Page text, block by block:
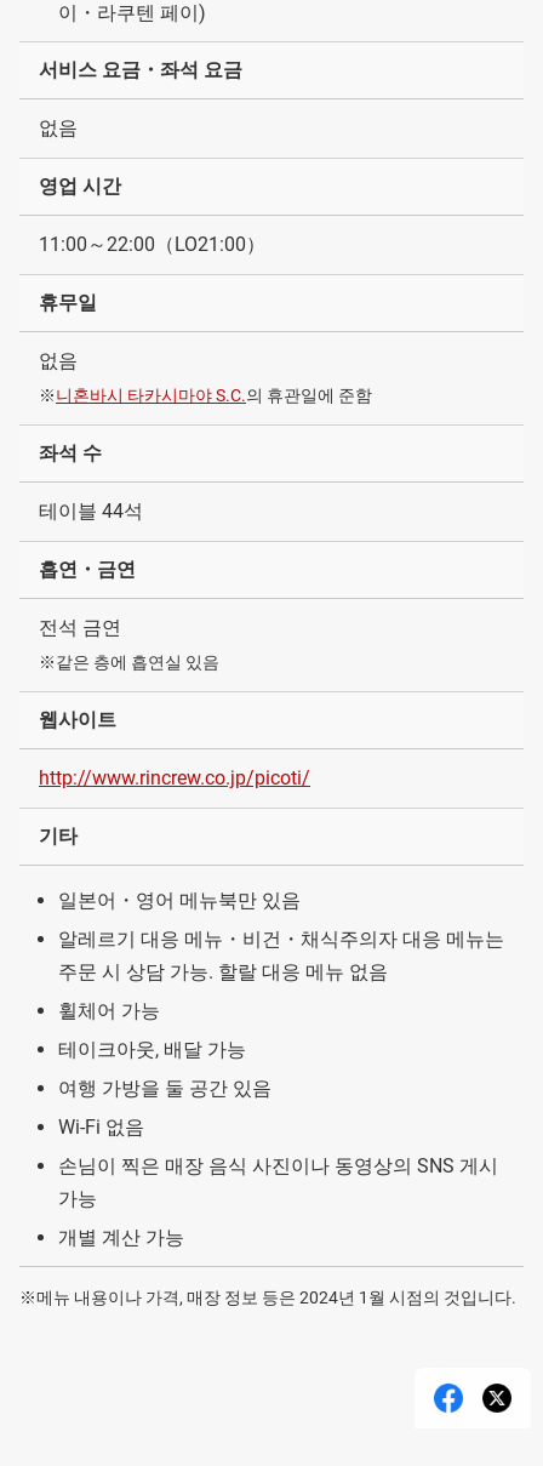
이・라쿠텐 페이)
서비스 요금・좌석 요금
없음
영업 시간
11:00～22:00（LO21:00）
휴무일
없음
※니혼바시 타카시마야 S.C.의 휴관일에 준함
좌석 수
테이블 44석
흡연・금연
전석 금연
※같은 층에 흡연실 있음
웹사이트
http://www.rincrew.co.jp/picoti/
기타
일본어・영어 메뉴북만 있음
알레르기 대응 메뉴・비건・채식주의자 대응 메뉴는
주문 시 상담 가능. 할랄 대응 메뉴 없음
휠체어 가능
테이크아웃, 배달 가능
여행 가방을 둘 공간 있음
Wi-Fi 없음
손님이 찍은 매장 음식 사진이나 동영상의 SNS 게시
가능
개별 계산 가능
※메뉴 내용이나 가격, 매장 정보 등은 2024년 1월 시점의 것입니다.